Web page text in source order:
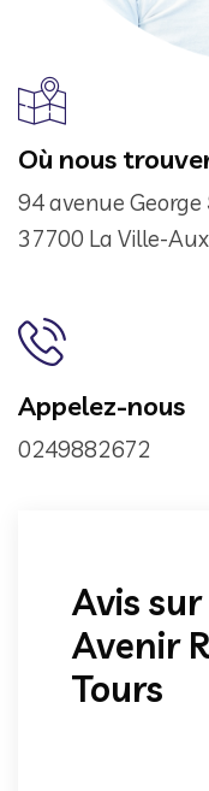
Où nous
94 avenue George
37700 La Ville-
Appelez-nous
0249882672
Avis
Avenir
Tours